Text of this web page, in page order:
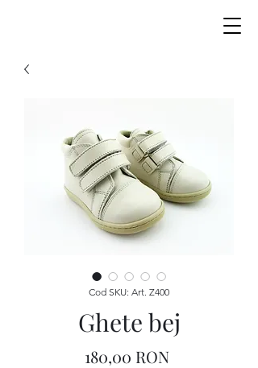
Cod SKU: Art. Z400
Ghete bej
180,00 RONPreț